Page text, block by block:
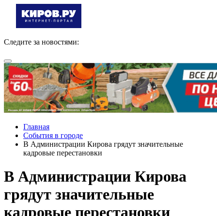
Следите за новостями:
Главная
События в городе
В Администрации Кирова грядут значительные
кадровые перестановки
В Администрации Кирова
грядут значительные
кадровые перестановки